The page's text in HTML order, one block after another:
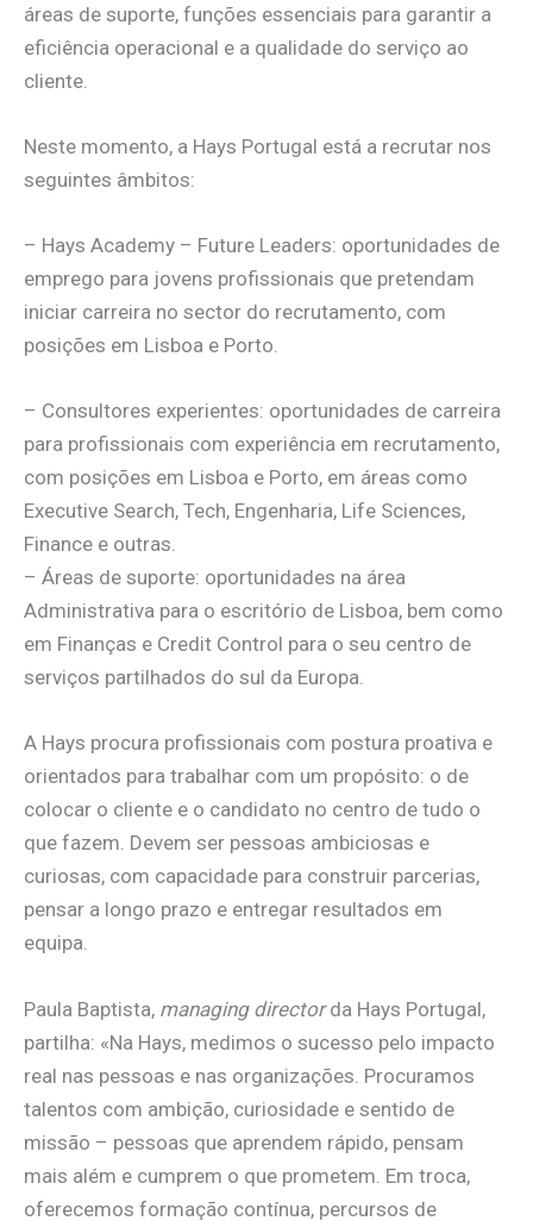
áreas de suporte, funções essenciais para garantir a
eficiência operacional e a qualidade do serviço ao
cliente.
Neste momento, a Hays Portugal está a recrutar nos
seguintes âmbitos:
– Hays Academy – Future Leaders: oportunidades de
emprego para jovens profissionais que pretendam
iniciar carreira no sector do recrutamento, com
posições em Lisboa e Porto.
– Consultores experientes: oportunidades de carreira
para profissionais com experiência em recrutamento,
com posições em Lisboa e Porto, em áreas como
Executive Search, Tech, Engenharia, Life Sciences,
Finance e outras.
– Áreas de suporte: oportunidades na área
Administrativa para o escritório de Lisboa, bem como
em Finanças e Credit Control para o seu centro de
serviços partilhados do sul da Europa.
A Hays procura profissionais com postura proativa e
orientados para trabalhar com um propósito: o de
colocar o cliente e o candidato no centro de tudo o
que fazem. Devem ser pessoas ambiciosas e
curiosas, com capacidade para construir parcerias,
pensar a longo prazo e entregar resultados em
equipa.
Paula Baptista, managing directorda Hays Portugal,
partilha: «Na Hays, medimos o sucesso pelo impacto
real nas pessoas e nas organizações. Procuramos
talentos com ambição, curiosidade e sentido de
missão – pessoas que aprendem rápido, pensam
mais além e cumprem o que prometem. Em troca,
oferecemos formação contínua, percursos de